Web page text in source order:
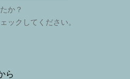
か？
ックしてください。
ら